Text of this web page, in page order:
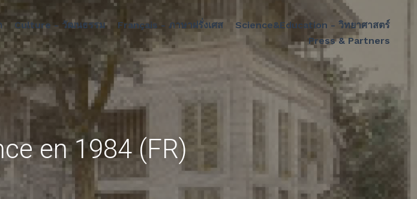
Culture - วัฒนธรรม Français - ภาษาฝรั่งเศส
Science&Education - วิทยาศาสตร์
Press & Partners
en 1984 (FR)